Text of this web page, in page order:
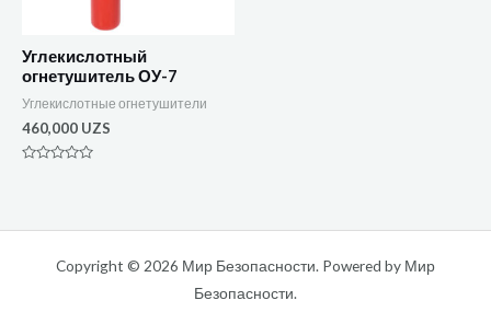
Углекислотный
огнетушитель ОУ-7
Углекислотные огнетушители
460,000 UZS
Copyright © 2026 Мир Безопасности. Powered by Мир
Безопасности.